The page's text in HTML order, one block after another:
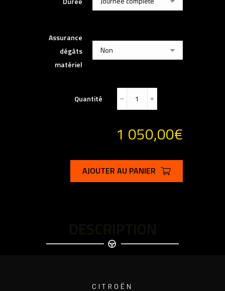
Assurance
dégâts
matériel
Quantité ﹣ ﹢
1 050,00€
AJOUTER AU PANIER
CITROËN